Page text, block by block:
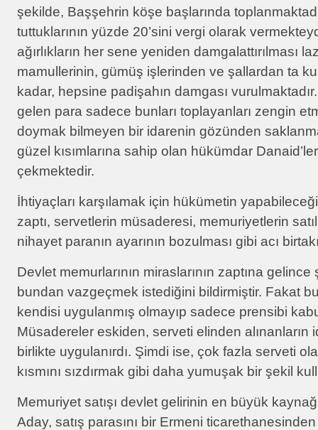
şekilde, Başşehrin köşe başlarında
tuttuklarının yüzde 20’sini vergi olarak
ağırlıkların her sene yeniden damgalattırılması
mamullerinin, gümüş işlerinden ve şallardan ta
kadar, hepsine padişahın damgası
gelen para sadece bunları toplayanları zengin
doymak bilmeyen bir idarenin gözünden
güzel kısımlarına sahip olan hükümdar
çekmektedir.
İhtiyaçları karşılamak için hükümetin
zaptı, servetlerin müsaderesi, memuriyetlerin
nihayet paranın ayarının bozulması gibi acı
Devlet memurlarının miraslarının zaptına
bundan vazgeçmek istediğini bildirmiştir. Fakat
kendisi uygulanmış olmayıp sadece prensibi
Müsadereler eskiden, serveti elinden alınanların
birlikte uygulanırdı. Şimdi ise, çok fazla serveti
kısmını sızdırmak gibi daha yumuşak bir şekil
Memuriyet satışı devlet gelirinin en büyük
Aday, satış parasını bir Ermeni